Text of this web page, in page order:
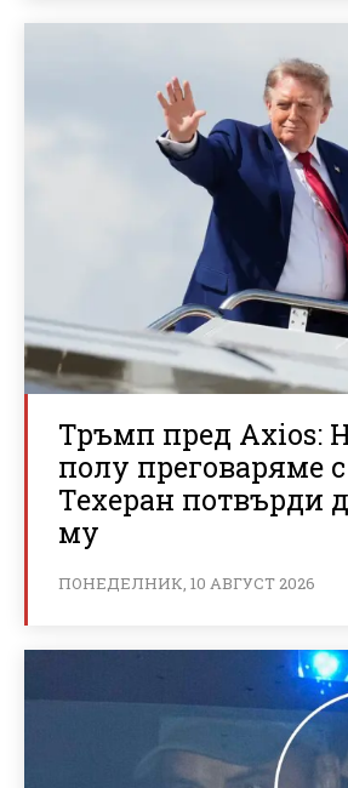
Тръмп пред Axios:
полу преговаряме
Техеран потвърди
му
ПОНЕДЕЛНИК, 10 АВГУСТ 2026